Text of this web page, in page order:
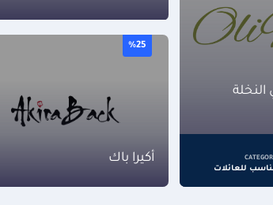
النخلة
للعائلات
%25
أكيرا باك